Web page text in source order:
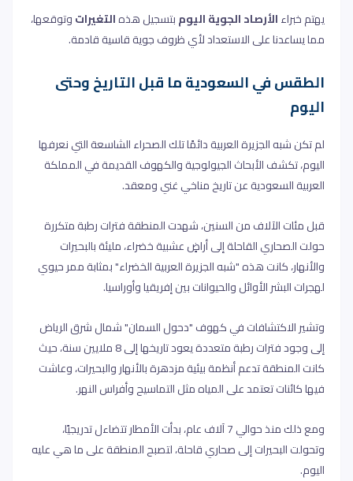
يهتم خبراءالأرصاد الجوية اليومبتسجيل هذهالتغيراتوتوقعها،
مما يساعدنا على الاستعداد لأي ظروف جوية قاسية قادمة.
الطقس في السعودية ما قبل التاريخ وحتى
اليوم
لم تكن شبه الجزيرة العربية دائمًا تلك الصحراء الشاسعة التي نعرفها
اليوم، تكشف الأبحاث الجيولوجية والكهوف القديمة في المملكة
العربية السعودية عن تاريخ مناخي غني ومعقد.
قبل مئات الآلاف من السنين، شهدت المنطقة فترات رطبة متكررة
حولت الصحاري القاحلة إلى أراضٍ عشبية خضراء، مليئة بالبحيرات
والأنهار، كانت هذه "شبه الجزيرة العربية الخضراء" بمثابة ممر حيوي
لهجرات البشر الأوائل والحيوانات بين إفريقيا وأوراسيا.
وتشير الاكتشافات في كهوف "دحول السمان" شمال شرق الرياض
إلى وجود فترات رطبة متعددة يعود تاريخها إلى 8 ملايين سنة، حيث
كانت المنطقة تدعم أنظمة بيئية مزدهرة بالأنهار والبحيرات، وعاشت
فيها كائنات تعتمد على المياه مثل التماسيح وأفراس النهر.
ومع ذلك منذ حوالي 7 آلاف عام، بدأت الأمطار تتضاءل تدريجيًا،
وتحولت البحيرات إلى صحاري قاحلة، لتصبح المنطقة على ما هي عليه
اليوم.